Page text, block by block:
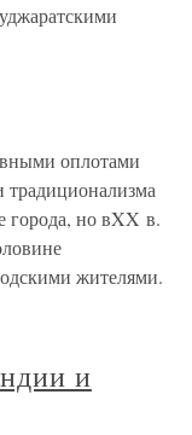
оплотами
традиционализма
города, но вXX в.
жителями.
и